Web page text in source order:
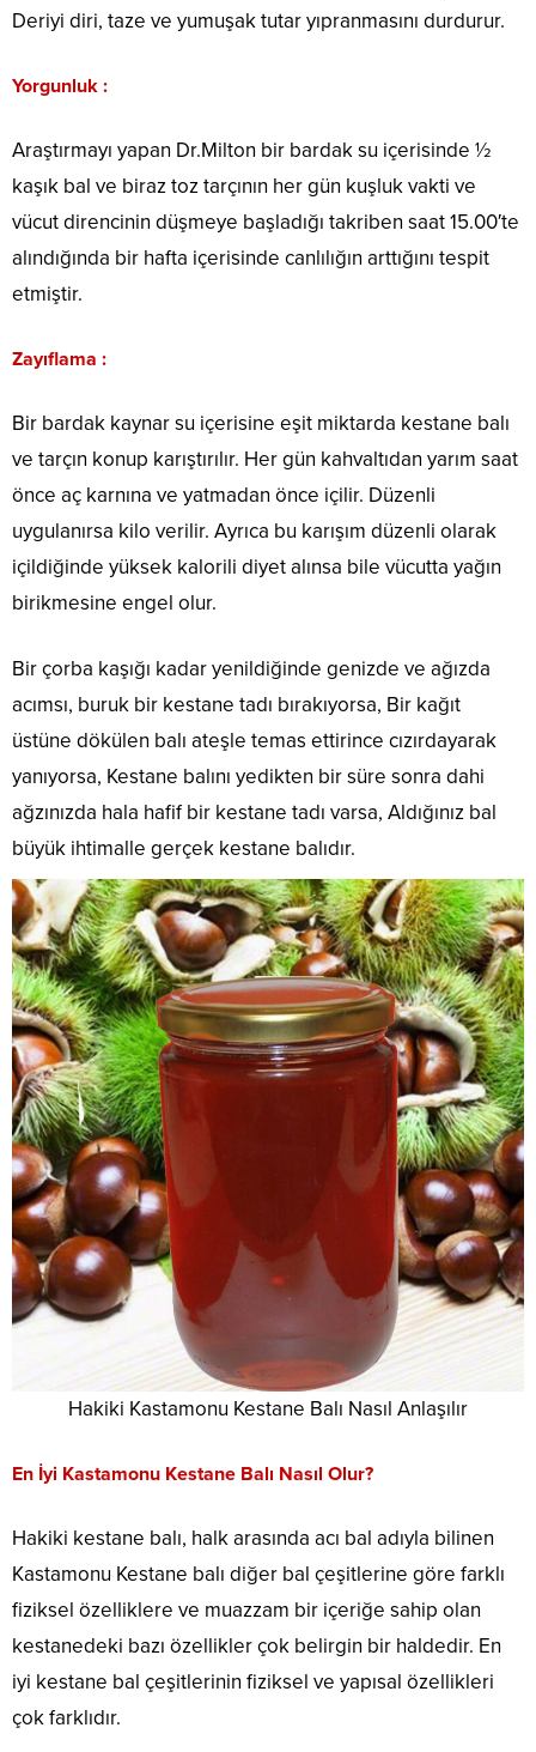
Deriyi diri, taze ve yumuşak tutar yıpranmasını durdurur.
Yorgunluk :
Araştırmayı yapan Dr.Milton bir bardak su içerisinde ½
kaşık bal ve biraz toz tarçının her gün kuşluk vakti ve
vücut direncinin düşmeye başladığı takriben saat 15.00′te
alındığında bir hafta içerisinde canlılığın arttığını tespit
etmiştir.
Zayıflama :
Bir bardak kaynar su içerisine eşit miktarda kestane balı
ve tarçın konup karıştırılır. Her gün kahvaltıdan yarım saat
önce aç karnına ve yatmadan önce içilir. Düzenli
uygulanırsa kilo verilir. Ayrıca bu karışım düzenli olarak
içildiğinde yüksek kalorili diyet alınsa bile vücutta yağın
birikmesine engel olur.
Bir çorba kaşığı kadar yenildiğinde genizde ve ağızda
acımsı, buruk bir kestane tadı bırakıyorsa, Bir kağıt
üstüne dökülen balı ateşle temas ettirince cızırdayarak
yanıyorsa, Kestane balını yedikten bir süre sonra dahi
ağzınızda hala hafif bir kestane tadı varsa, Aldığınız bal
büyük ihtimalle gerçek kestane balıdır.
Hakiki Kastamonu Kestane Balı Nasıl Anlaşılır
En İyi Kastamonu Kestane Balı Nasıl Olur?
Hakiki kestane balı, halk arasında acı bal adıyla bilinen
Kastamonu Kestane balı diğer bal çeşitlerine göre farklı
fiziksel özelliklere ve muazzam bir içeriğe sahip olan
kestanedeki bazı özellikler çok belirgin bir haldedir. En
iyi kestane bal çeşitlerinin fiziksel ve yapısal özellikleri
çok farklıdır.